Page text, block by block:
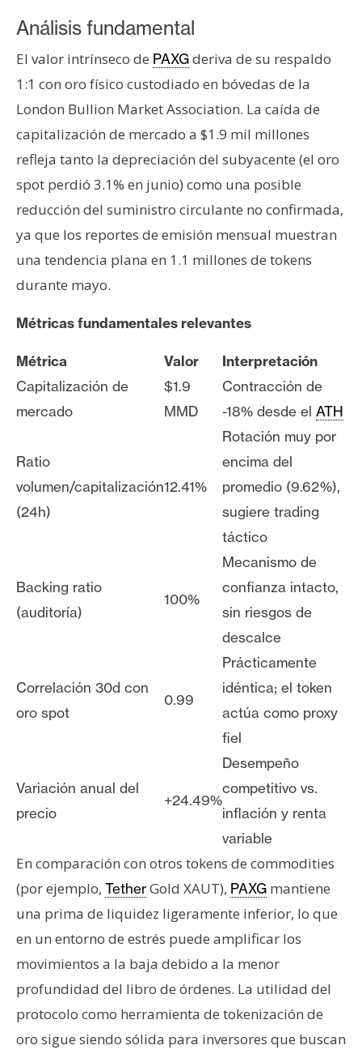
Análisis fundamental
El valor intrínseco de PAXGderiva de su respaldo
1:1 con oro físico custodiado en bóvedas de la
London Bullion Market Association. La caída de
capitalización de mercado a $1.9 mil millones
refleja tanto la depreciación del subyacente (el oro
spot perdió 3.1% en junio) como una posible
reducción del suministro circulante no confirmada,
ya que los reportes de emisión mensual muestran
una tendencia plana en 1.1 millones de tokens
durante mayo.
Métricas fundamentales relevantes
Métrica Valor
Interpretación
Capitalización de
mercado
$1.9
MMD
Contracción de
-18% desde el ATH
Ratio
volumen/capitalización
(24h)
12.41%
Rotación muy por
encima del
promedio (9.62%),
sugiere trading
táctico
Backing ratio
(auditoría)
100%
Mecanismo de
confianza intacto,
sin riesgos de
descalce
Correlación 30d con
oro spot
0.99
Prácticamente
idéntica; el token
actúa como proxy
fiel
Variación anual del
precio
+24.49%
Desempeño
competitivo vs.
inflación y renta
variable
En comparación con otros tokens de commodities
(por ejemplo, TetherGold XAUT), PAXG mantiene
una prima de liquidez ligeramente inferior, lo que
en un entorno de estrés puede amplificar los
movimientos a la baja debido a la menor
profundidad del libro de órdenes. La utilidad del
protocolo como herramienta de tokenización de
oro sigue siendo sólida para inversores que buscan